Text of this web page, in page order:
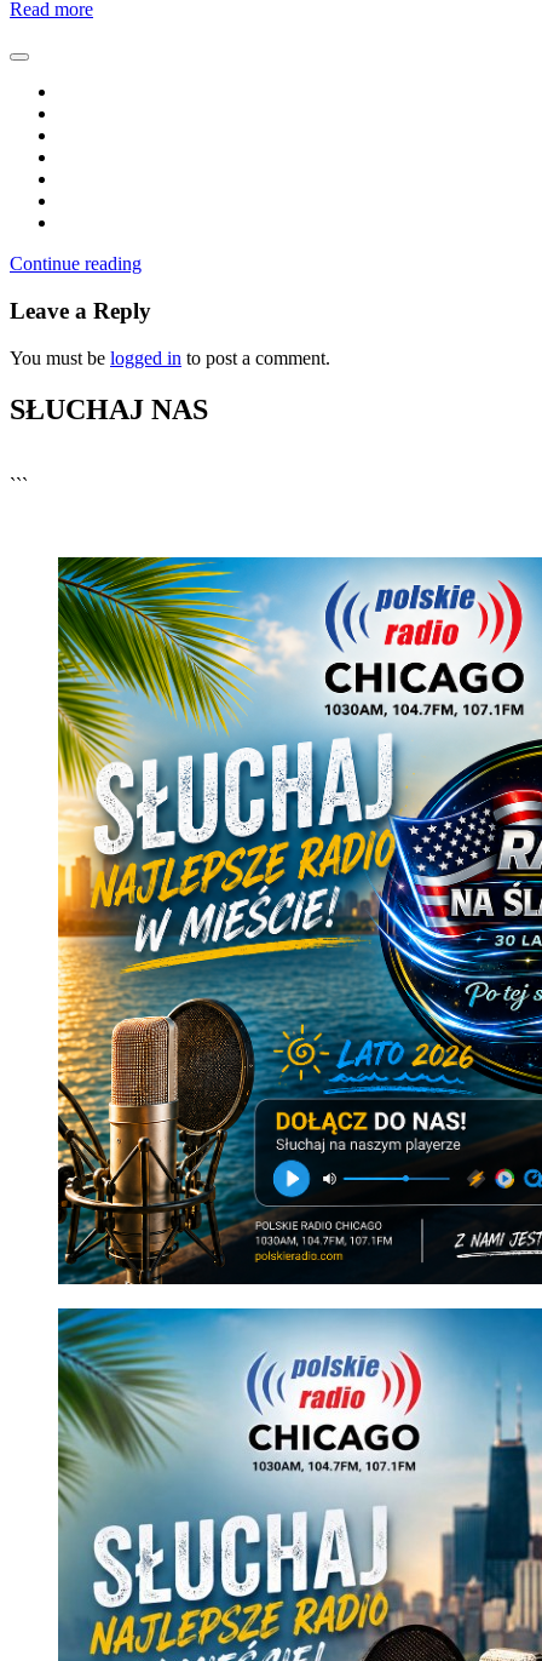
Read more
Continue reading
Leave a Reply
You must be logged in to post a comment.
SŁUCHAJ NAS
```